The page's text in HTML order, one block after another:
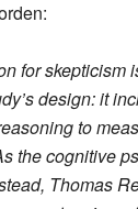
for skepticism
design: it
to
the cognitive
Thomas